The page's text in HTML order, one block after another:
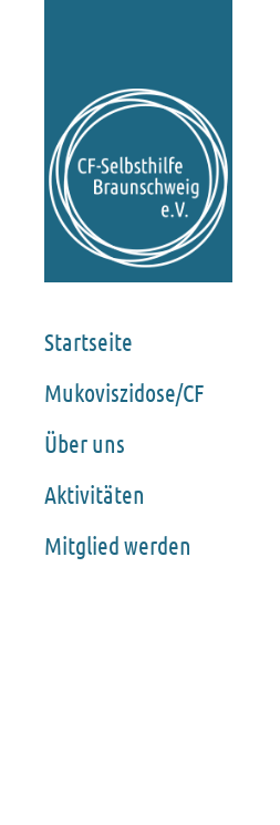
Startseite
Mukoviszidose/CF
Über uns
Aktivitäten
Mitglied werden